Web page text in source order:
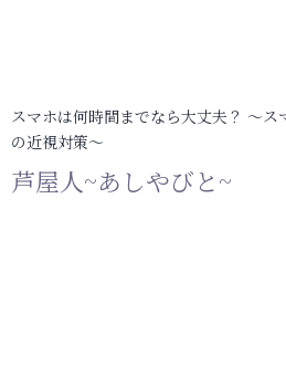
スマホは何時間までなら大丈夫？ ～
の近視対策～
芦屋人~あしやびと~